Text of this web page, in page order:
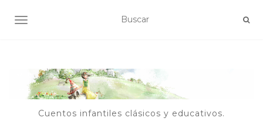
ALTERNAR NAVEGACIÓN
Cuentos infantiles clásicos y educativos.